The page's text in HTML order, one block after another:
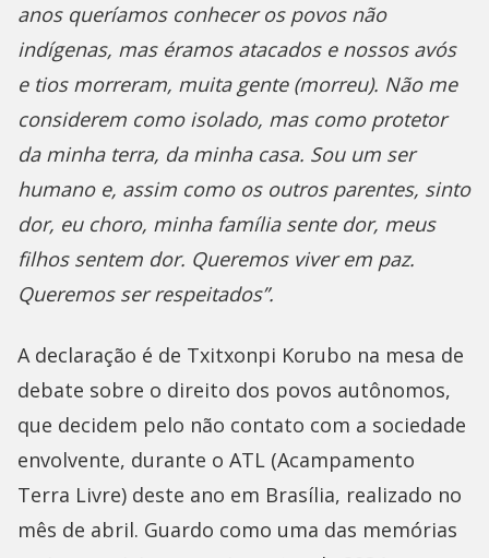
anos queríamos conhecer os povos não
indígenas, mas éramos atacados e nossos avós
e tios morreram, muita gente (morreu). Não me
considerem como isolado, mas como protetor
da minha terra, da minha casa. Sou um ser
humano e, assim como os outros parentes, sinto
dor, eu choro, minha família sente dor, meus
filhos sentem dor. Queremos viver em paz.
Queremos ser respeitados”.
A declaração é de Txitxonpi Korubo na mesa de
debate sobre o direito dos povos autônomos,
que decidem pelo não contato com a sociedade
envolvente, durante o ATL (Acampamento
Terra Livre) deste ano em Brasília, realizado no
mês de abril. Guardo como uma das memórias